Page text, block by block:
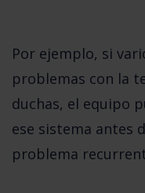
Por ejemplo, si
problemas con la
duchas, el equipo
ese sistema antes
problema